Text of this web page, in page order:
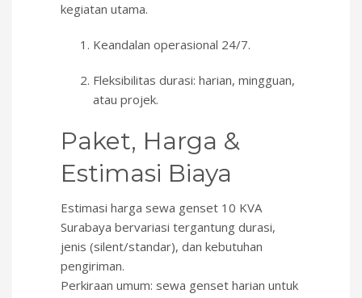
kegiatan utama.
Keandalan operasional 24/7.
Fleksibilitas durasi: harian, mingguan,
atau projek.
Paket, Harga &
Estimasi Biaya
Estimasi harga sewa genset 10 KVA
Surabaya bervariasi tergantung durasi,
jenis (silent/standar), dan kebutuhan
pengiriman.
Perkiraan umum: sewa genset harian untuk